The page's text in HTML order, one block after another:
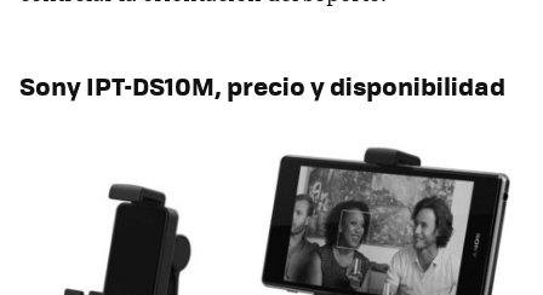
Sony IPT-DS10M, precio y disponibilidad